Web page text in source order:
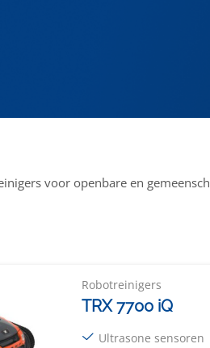
voor openbare en
Robotreinigers
TRX 7700 iQ
Ultrasone sensoren